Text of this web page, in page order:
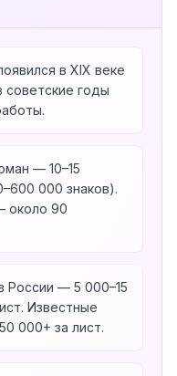
в XIX веке
советские годы
— 10–15
000 знаков).
около 90
России — 5 000–15
Известные
000+ за лист.